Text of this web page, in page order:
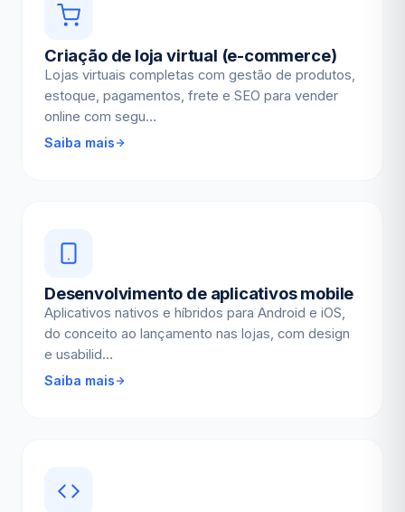
Criação de loja virtual (e-commerce)
Lojas virtuais completas com gestão de produtos,
estoque, pagamentos, frete e SEO para vender
online com segu…
Saiba mais
Desenvolvimento de aplicativos mobile
Aplicativos nativos e híbridos para Android e iOS,
do conceito ao lançamento nas lojas, com design
e usabilid…
Saiba mais